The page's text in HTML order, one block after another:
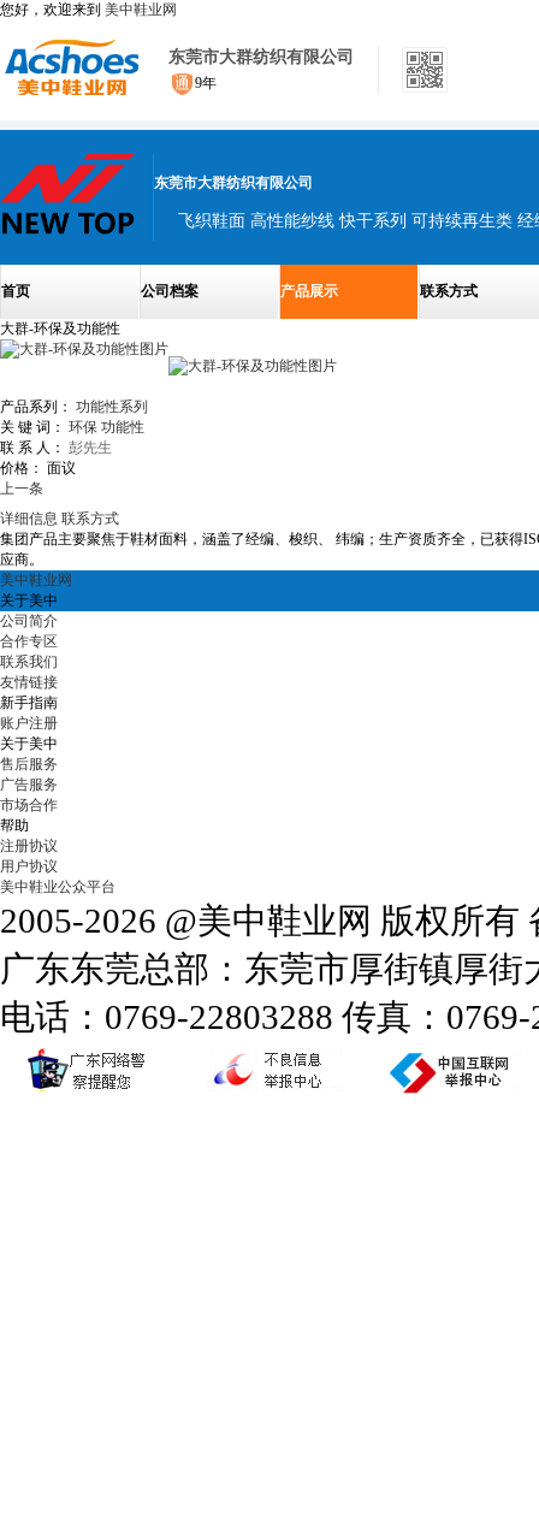
您好，欢迎来到 美中鞋业网
东莞市大群纺织有限公司
9年
东莞市大群纺织有限公司
飞织鞋面 高性能纱线 快干系列 可持续再生类
首页 公司档案 产品展示 联系方式
大群-环保及功能性
产品系列： 功能性系列
关 键 词： 环保 功能性
联 系 人： 彭先生
价格： 面议
上一条
详细信息 联系方式
集团产品主要聚焦于鞋材面料，涵盖了经编、梭织、 纬编；生产资质齐全，已获得
应商。
美中鞋业网
关于美中
公司简介
合作专区
联系我们
友情链接
新手指南
账户注册
关于美中
售后服务
广告服务
市场合作
帮助
注册协议
用户协议
美中鞋业公众平台
2005-2026 @美中鞋业网 版权所有
广东东莞总部：东莞市厚街镇厚
电话：0769-22803288 传真：0769-